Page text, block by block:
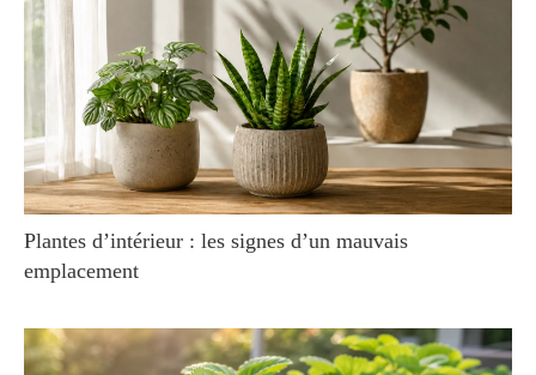
Plantes d’intérieur : les signes d’un mauvais
emplacement